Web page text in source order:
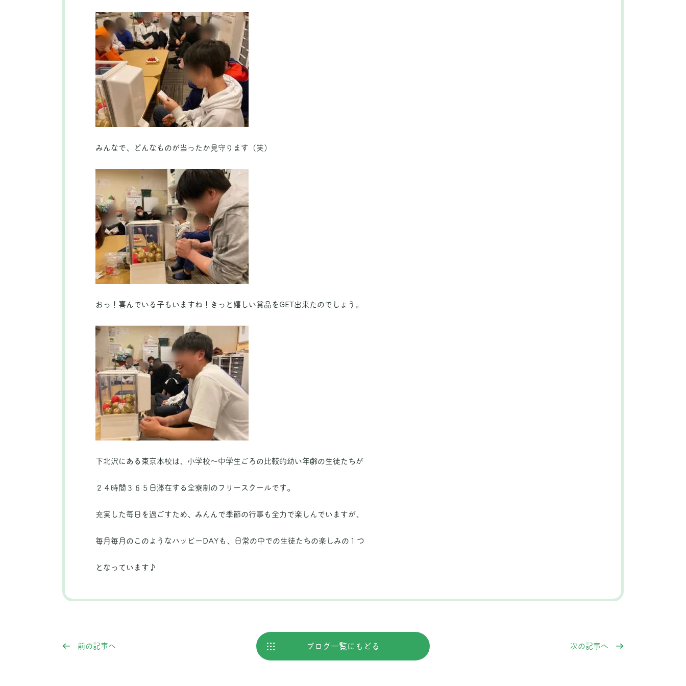
みんなで、どんなものが当ったか見守ります（笑）
おっ！喜んでいる子もいますね！きっと嬉しい賞品をGET出来たのでしょう。
下北沢にある東京本校は、小学校～中学生ごろの比較的幼い年齢の生徒たちが
２４時間３６５日滞在する全寮制のフリースクールです。
充実した毎日を過ごすため、みんんで季節の行事も全力で楽しんでいますが、
毎月毎月のこのようなハッピーDAYも、日常の中での生徒たちの楽しみの１つ
となっています♪
前の記事へ ブログ一覧にもどる 次の記事へ